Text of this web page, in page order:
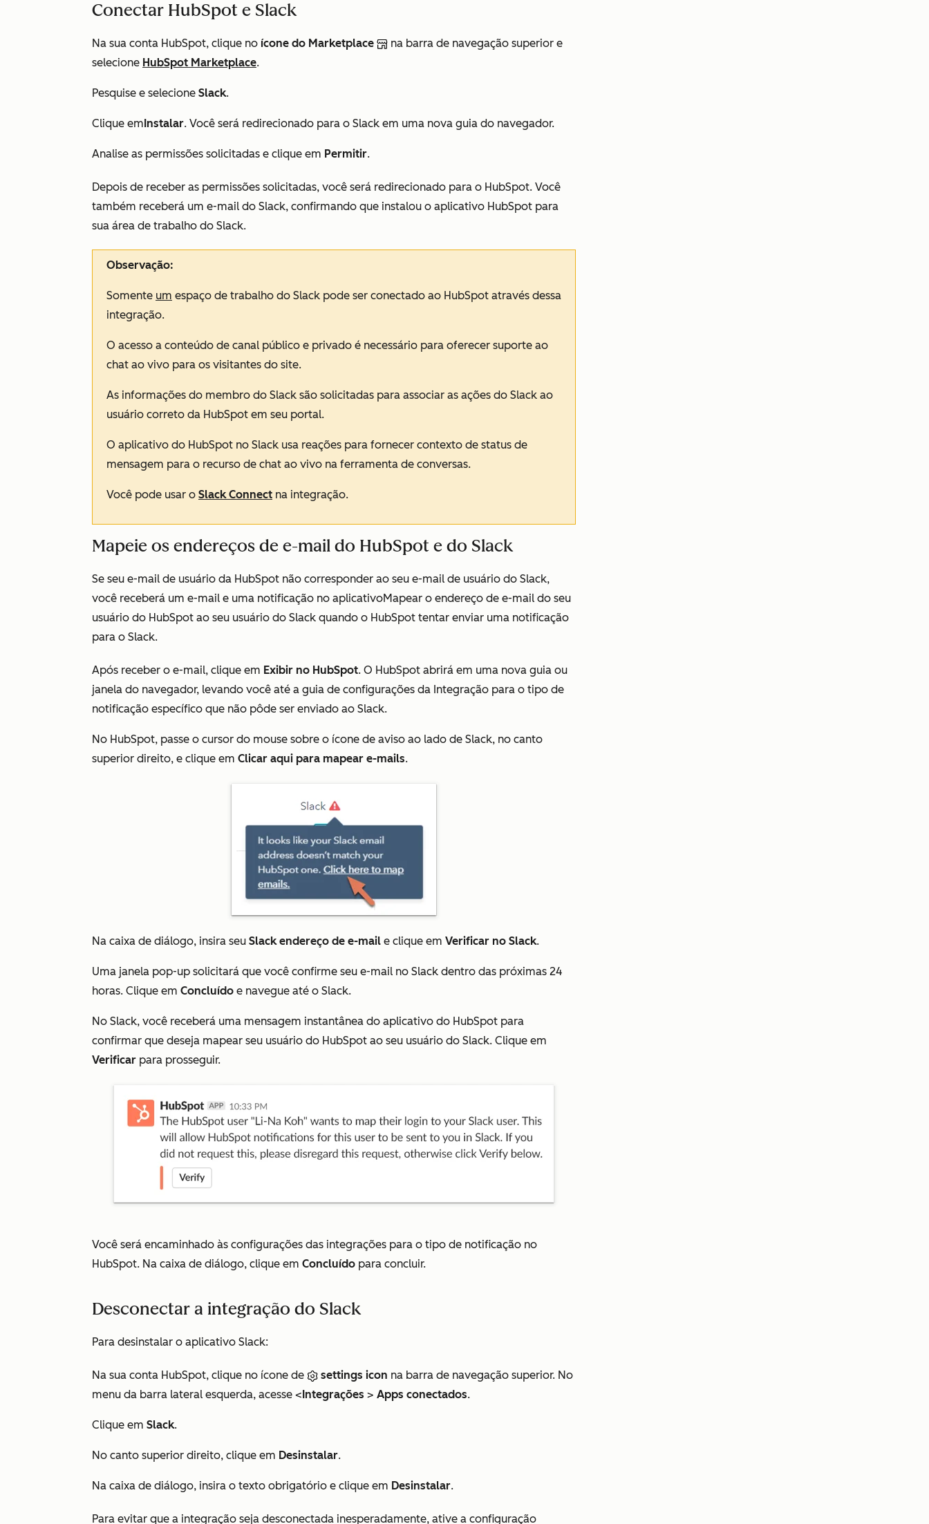
Conectar HubSpot e Slack
Na sua conta HubSpot, clique no ícone do Marketplace
na barra de navegação superior e
selecione HubSpot Marketplace.
Pesquise e selecione Slack.
Clique emInstalar. Você será redirecionado para o Slack em uma nova guia do navegador.
Analise as permissões solicitadas e clique em Permitir.
Depois de receber as permissões solicitadas, você será redirecionado para o HubSpot. Você
também receberá um e-mail do Slack, confirmando que instalou o aplicativo HubSpot para
sua área de trabalho do Slack.
Observação:
Somente um espaço de trabalho do Slack pode ser conectado ao HubSpot através dessa
integração.
O acesso a conteúdo de canal público e privado é necessário para oferecer suporte ao
chat ao vivo para os visitantes do site.
As informações do membro do Slack são solicitadas para associar as ações do Slack ao
usuário correto da HubSpot em seu portal.
O aplicativo do HubSpot no Slack usa reações para fornecer contexto de status de
mensagem para o recurso de chat ao vivo na ferramenta de conversas.
Você pode usar o Slack Connect na integração.
Mapeie os endereços de e-mail do HubSpot e do Slack
Se seu e-mail de usuário da HubSpot não corresponder ao seu e-mail de usuário do Slack,
você receberá um e-mail e uma notificação no aplicativoMapear o endereço de e-mail do seu
usuário do HubSpot ao seu usuário do Slack quando o HubSpot tentar enviar uma notificação
para o Slack.
Após receber o e-mail, clique em Exibir no HubSpot. O HubSpot abrirá em uma nova guia ou
janela do navegador, levando você até a guia de configurações da Integração para o tipo de
notificação específico que não pôde ser enviado ao Slack.
No HubSpot, passe o cursor do mouse sobre o ícone de aviso ao lado de Slack, no canto
superior direito, e clique em Clicar aqui para mapear e-mails.
Na caixa de diálogo, insira seu Slack endereço de e-mail e clique em Verificar no Slack.
Uma janela pop-up solicitará que você confirme seu e-mail no Slack dentro das próximas 24
horas. Clique em Concluído e navegue até o Slack.
No Slack, você receberá uma mensagem instantânea do aplicativo do HubSpot para
confirmar que deseja mapear seu usuário do HubSpot ao seu usuário do Slack. Clique em
Verificar para prosseguir.
Você será encaminhado às configurações das integrações para o tipo de notificação no
HubSpot. Na caixa de diálogo, clique em Concluído para concluir.
Desconectar a integração do Slack
Para desinstalar o aplicativo Slack:
Na sua conta HubSpot, clique no ícone de settings icon na barra de navegação superior. No
menu da barra lateral esquerda, acesse <Integrações > Apps conectados.
Clique em Slack.
No canto superior direito, clique em Desinstalar.
Na caixa de diálogo, insira o texto obrigatório e clique em Desinstalar.
Para evitar que a integração seja desconectada inesperadamente, ative a configuração